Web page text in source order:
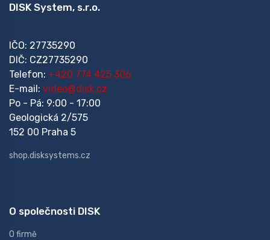
DISK System, s.r.o.
IČO: 27735290
DIČ: CZ27735290
Telefon: +420 774 425 306
E-mail: video@disk.cz
Po - Pá: 9:00 - 17:00
Geologická 2/575
152 00 Praha 5
shop.disksystems.cz
O společnosti DISK
O firmě